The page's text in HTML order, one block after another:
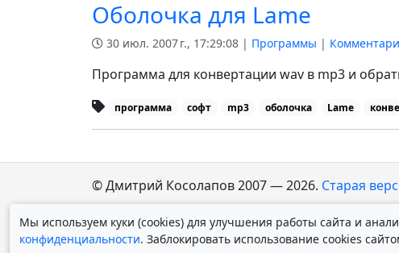
Оболочка для Lame
30 июл. 2007 г., 17:29:08 | Программы |
Программа для конвертации wav в mp3 и
программа софт mp3 оболочка Lame
Мы используем куки (cookies) для улучшения работы сайта и
конфиденциальности. Заблокировать использование cookies
© Дмитрий Косолапов 2007 — 2026. Старая